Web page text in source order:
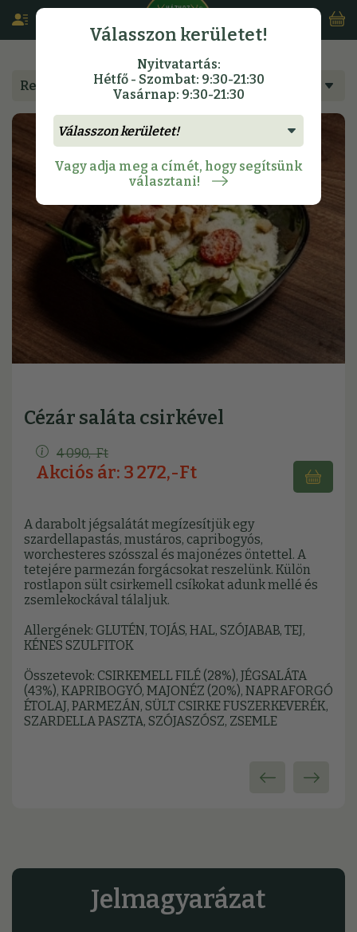
Rendeljen étlapunkról
Cézár saláta csirkével
4 090,-Ft
Akciós ár: 3 272,-Ft
A darabolt jégsalátát megízesítjük egy
szardellapastás, mustáros, capribogyós,
worchesteres szósszal és majonézes öntettel. A
tetejére parmezán forgácsokat reszelünk. Külön
rostlapon sült csirkemell csíkokat adunk mellé és
zsemlekockával tálaljuk.
Allergének: GLUTÉN, TOJÁS, HAL, SZÓJABAB, TEJ,
KÉNES SZULFITOK
Összetevok: CSIRKEMELL FILÉ (28%), JÉGSALÁTA
(43%), KAPRIBOGYÓ, MAJONÉZ (20%), NAPRAFORGÓ
ÉTOLAJ, PARMEZÁN, SÜLT CSIRKE FUSZERKEVERÉK,
SZARDELLA PASZTA, SZÓJASZÓSZ, ZSEMLE
Jelmagyarázat
Válasszon kerületet!
Nyitvatartás:
Hétfő - Szombat: 9:30-21:30
Vasárnap: 9:30-21:30
Vagy adja meg a címét, hogy segítsünk
választani!